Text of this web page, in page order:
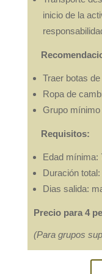
inicio de la
Traer botas
Ropa de
Grupo
Requisitos:
Edad mínima:
Duración
Dias salida:
Precio para 4
(Para grupos